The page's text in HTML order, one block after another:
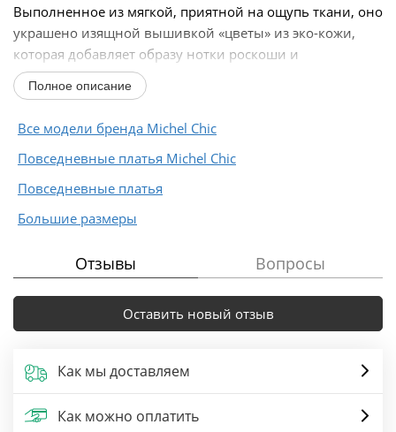
Выполненное из мягкой, приятной на ощупь ткани, оно
украшено изящной вышивкой «цветы» из эко-кожи,
которая добавляет образу нотки роскоши и
современного...
Полное описание
Все модели бренда Michel Chic
Повседневные платья Michel Chic
Повседневные платья
Большие размеры
Отзывы Вопросы
Оставить новый отзыв
Как мы доставляем
Как можно оплатить